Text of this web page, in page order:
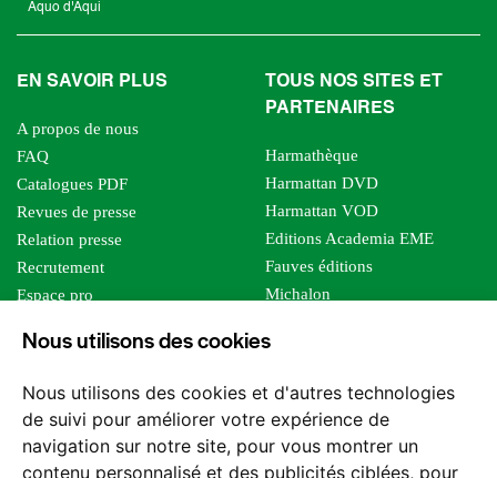
Nous utilisons des cookies
Nous utilisons des cookies et d'autres technologies
de suivi pour améliorer votre expérience de
navigation sur notre site, pour vous montrer un
contenu personnalisé et des publicités ciblées, pour
Aquo d'Aqui
EN SAVOIR PLUS
A propos de nous
FAQ
Catalogues PDF
Revues de presse
Relation presse
Recrutement
Espace pro
Foreign rights
TOUS NOS SITES ET
PARTENAIRES
Harmathèque
Harmattan DVD
Harmattan VOD
Editions Academia EME
Fauves éditions
Michalon
Editions Sutton
Les impliqués
Tous les éditeurs